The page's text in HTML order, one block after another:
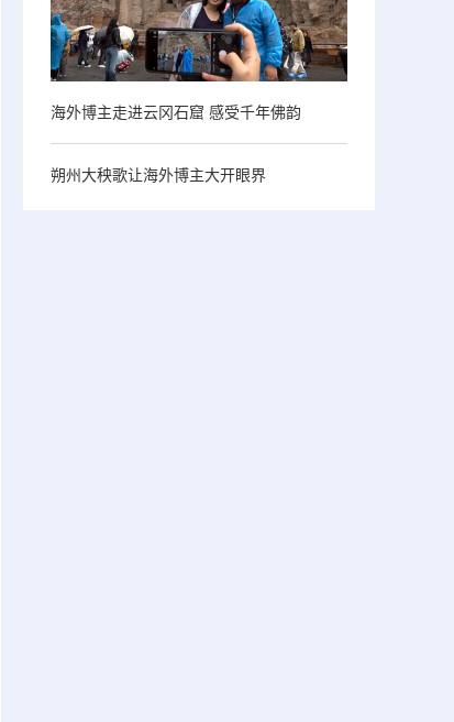
海外博主走进云冈石窟 感受千年佛韵
朔州大秧歌让海外博主大开眼界